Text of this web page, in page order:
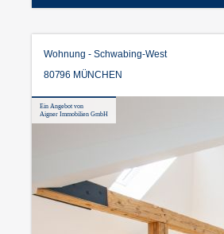
Wohnung - Schwabing-West
80796 MÜNCHEN
Ein Angebot von
Aigner Immobilien GmbH